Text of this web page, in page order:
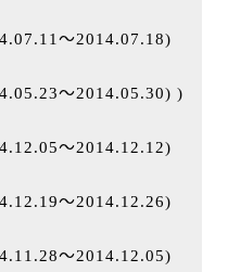
～2014.07.18)
～2014.05.30) )
～2014.12.12)
～2014.12.26)
～2014.12.05)